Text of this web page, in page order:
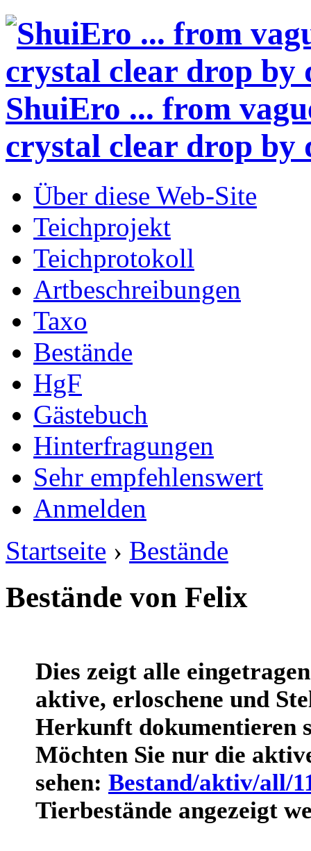
ShuiEro ... from
crystal clear drop by
Über diese Web-Site
Teichprojekt
Teichprotokoll
Artbeschreibungen
Taxo
Bestände
HgF
Gästebuch
Hinterfragungen
Sehr empfehlenswert
Anmelden
Startseite › Bestände
Bestände von Felix
Dies zeigt alle
aktive, erloschene und
Herkunft dokumentieren
Möchten Sie nur die
sehen: Bestand/aktiv/all/
Tierbestände angezeigt